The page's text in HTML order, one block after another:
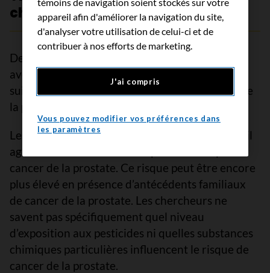
chimiques
Des données laissent entendre que le contact
avec les produits ou substances chimiques qui
suivent pourrait accroître le risque de cancer de
la prostate.
Les pesticidesutilisés dans les milieux de travail
agricoles sont associés à un plus haut risque de
cancer de la prostate. Ce risque peut être encore
plus élevé en présence d’antécédents familiaux
de cancer de la prostate. Les chercheurs ne
savent pas spécifiquement quel niveau
d’exposition aux pesticides ni quelles substances
chimiques particulières influencent le risque de
cancer de la prostate.
appareil afin d'améliorer la navigation du site,
d'analyser votre utilisation de celui-ci et de
contribuer à nos efforts de marketing.
J'ai compris
Vous pouvez modifier vos préférences dans
les paramètres